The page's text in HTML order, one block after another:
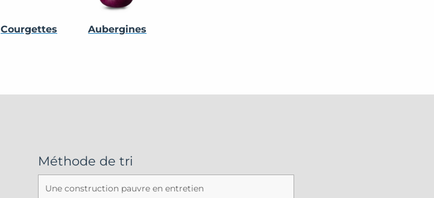
Courgettes Aubergines
Méthode de tri
Une construction pauvre en entretien